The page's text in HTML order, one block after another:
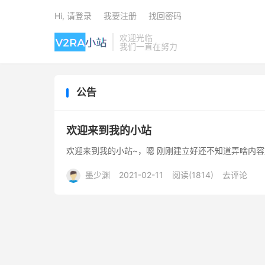
欢迎光临
我们一直在努力
Hi, 请登录 我要注册 找回密码
公告
欢迎来到我的小站
欢迎来到我的小站~，嗯 刚刚建立好还不知道弄啥内容
墨少渊 2021-02-11 阅读(1814) 去评论